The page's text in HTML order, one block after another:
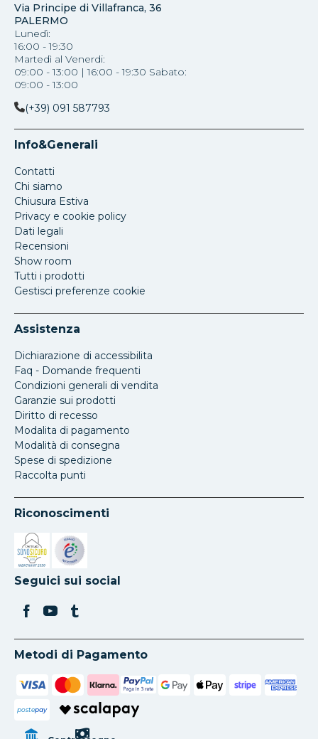
Via Principe di Villafranca, 36
PALERMO
Lunedì:
16:00 - 19:30
Martedì al Venerdi:
09:00 - 13:00 | 16:00 - 19:30 Sabato:
09:00 - 13:00
(+39) 091 587793
Info&Generali
Contatti
Chi siamo
Chiusura Estiva
Privacy e cookie policy
Dati legali
Recensioni
Show room
Tutti i prodotti
Gestisci preferenze cookie
Assistenza
Dichiarazione di accessibilita
Faq - Domande frequenti
Condizioni generali di vendita
Garanzie sui prodotti
Diritto di recesso
Modalita di pagamento
Modalità di consegna
Spese di spedizione
Raccolta punti
Riconoscimenti
Si apre in una nuova scheda
Si apre in una nuova scheda
Seguici sui social
Metodi di Pagamento
postepay